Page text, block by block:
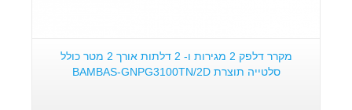
מקרר דלפק 2 מגירות ו- 2 דלתות אורך 2 מטר כולל
סלטייה תוצרת BAMBAS-GNPG3100TN/2D